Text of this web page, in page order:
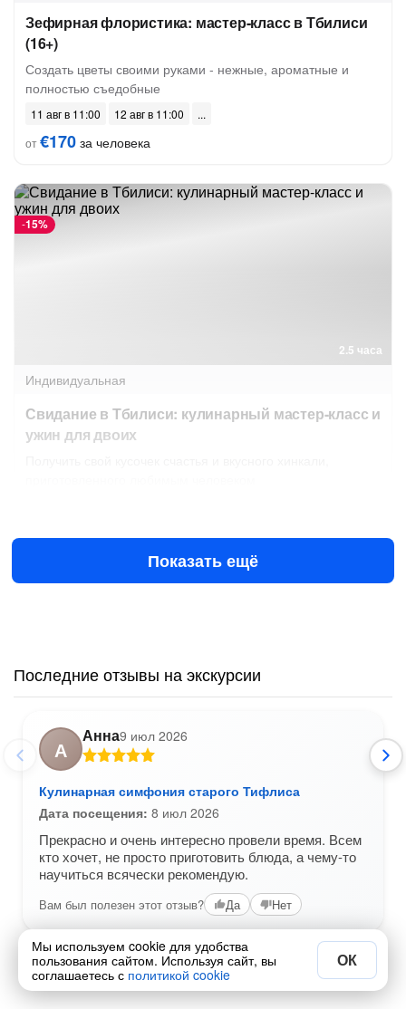
Зефирная флористика: мастер-класс в Тбилиси
(16+)
Создать цветы своими руками - нежные, ароматные и
полностью съедобные
11 авг в 11:00
12 авг в 11:00
от€170 за человека
2.5 часа
-15%
Индивидуальная
Свидание в Тбилиси: кулинарный мастер-класс и
ужин для двоих
€128 за человека
Показать ещё
Последние отзывы на экскурсии
А
Анна9 июл 2026
Кулинарная симфония старого Тифлиса
Дата посещения: 8 июл 2026
Прекрасно и очень интересно провели время. Всем
кто хочет, не просто приготовить блюда, а чему-то
научиться всячески рекомендую.
Вам был полезен этот отзыв? Да Нет
Мы используем cookie для удобства
пользования сайтом. Используя сайт, вы
соглашаетесь с политикой cookie
ОК